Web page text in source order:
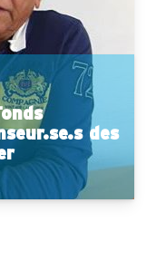
des